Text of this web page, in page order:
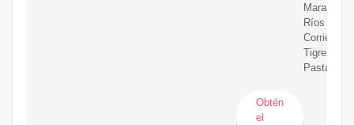
Marañón:
Ríos
Corrientes,
Tigre,
Pastaza).
Obtén
el